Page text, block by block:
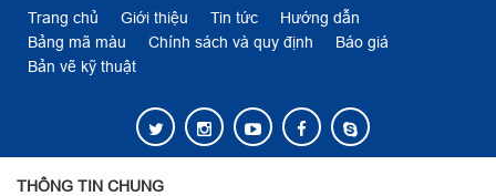
Trang chủ Giới thiệu Tin tức
Hướng dẫn
Bảng mã màu
Chính sách và quy định
Báo giá
Bản vẽ kỹ thuật
THÔNG TIN CHUNG